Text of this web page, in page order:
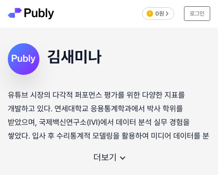
0원 로그인
김새미나
유튜브 시장의 다각적 퍼포먼스 평가를 위한 다양한 지표를
개발하고 있다. 연세대학교 응용통계학과에서 박사 학위를
받았으며, 국제백신연구소(IVI)에서 데이터 분석 실무 경험을
쌓았다. 입사 후 수리통계적 모델링을 활용하여 미디어 데이터를 분
더보기